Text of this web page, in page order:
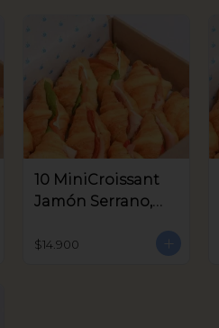
10 MiniCroissant
Jamón Serrano,
Aceitunas V.
$14.900